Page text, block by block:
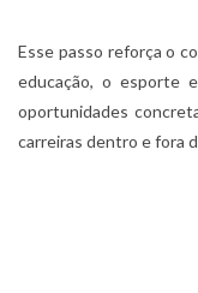
Esse passo reforça o
educação, o esporte
oportunidades
carreiras dentro e fora